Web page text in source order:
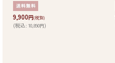
9,900円(税別)
(税込: 10,890円)